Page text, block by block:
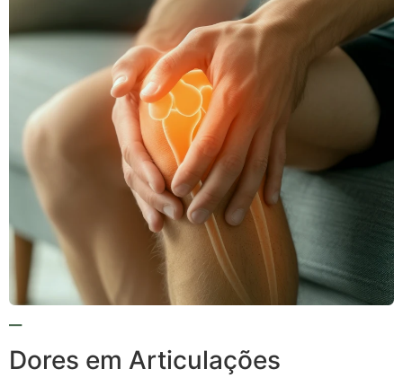
Dores em Articulações